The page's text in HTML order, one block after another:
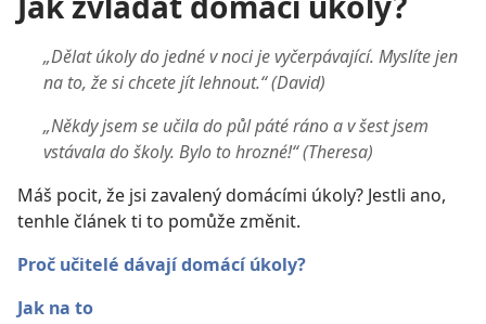
„Dělat úkoly do jedné v noci je vyčerpávající. Myslíte jen
na to, že si chcete jít lehnout.“ (David)
„Někdy jsem se učila do půl páté ráno a v šest jsem
vstávala do školy. Bylo to hrozné!“ (Theresa)
Máš pocit, že jsi zavalený domácími úkoly? Jestli ano,
tenhle článek ti to pomůže změnit.
Proč učitelé dávají domácí úkoly?
Jak na to